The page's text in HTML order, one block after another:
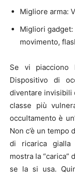
Migliore arma:
Migliori
movimento,
Se vi piacciono
Dispositivo di
diventare invisibili
classe più
occultamento è
Non c’è un tempo
di ricarica gialla
mostra la
se la si usa.